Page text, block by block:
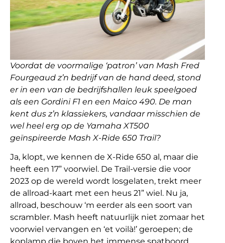
Voordat de voormalige ‘patron’ van Mash Fred
Fourgeaud z’n bedrijf van de hand deed, stond
er in een van de bedrijfshallen leuk speelgoed
als een Gordini F1 en een Maico 490. De man
kent dus z’n klassiekers, vandaar misschien de
wel heel erg op de Yamaha XT500
geïnspireerde Mash X-Ride 650 Trail?
Ja, klopt, we kennen de X-Ride 650 al, maar die
heeft een 17” voorwiel. De Trail-versie die voor
2023 op de wereld wordt losgelaten, trekt meer
de allroad-kaart met een heus 21” wiel. Nu ja,
allroad, beschouw ‘m eerder als een soort van
scrambler. Mash heeft natuurlijk niet zomaar het
voorwiel vervangen en ‘et voilà!’ geroepen; de